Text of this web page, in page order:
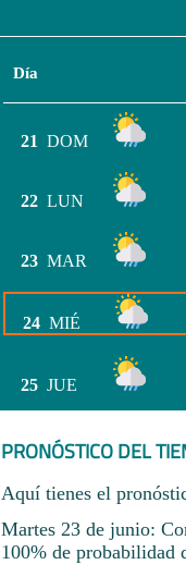
Día
21 DOM
22 LUN
23 MAR
24 MIÉ
25 JUE
PRONÓSTICO DEL
Aquí tienes el
Martes 23 de junio:
100% de probabilidad